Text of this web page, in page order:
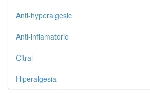
Anti-hyperalgesic
Anti-inflamatório
Citral
Hiperalgesia